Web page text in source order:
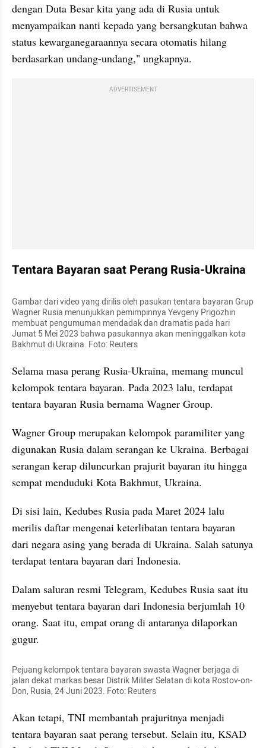
dengan Duta Besar kita yang ada di Rusia untuk
menyampaikan nanti kepada yang bersangkutan bahwa
status kewarganegaraannya secara otomatis hilang
berdasarkan undang-undang," ungkapnya.
ADVERTISEMENT
Tentara Bayaran saat Perang Rusia-Ukraina
Gambar dari video yang dirilis oleh pasukan tentara bayaran Grup
Wagner Rusia menunjukkan pemimpinnya Yevgeny Prigozhin
membuat pengumuman mendadak dan dramatis pada hari
Jumat 5 Mei 2023 bahwa pasukannya akan meninggalkan kota
Bakhmut di Ukraina. Foto: Reuters
Selama masa perang Rusia-Ukraina, memang muncul
kelompok tentara bayaran. Pada 2023 lalu, terdapat
tentara bayaran Rusia bernama Wagner Group.
Wagner Group merupakan kelompok paramiliter yang
digunakan Rusia dalam serangan ke Ukraina. Berbagai
serangan kerap diluncurkan prajurit bayaran itu hingga
sempat menduduki Kota Bakhmut, Ukraina.
Di sisi lain, Kedubes Rusia pada Maret 2024 lalu
merilis daftar mengenai keterlibatan tentara bayaran
dari negara asing yang berada di Ukraina. Salah satunya
terdapat tentara bayaran dari Indonesia.
Dalam saluran resmi Telegram, Kedubes Rusia saat itu
menyebut tentara bayaran dari Indonesia berjumlah 10
orang. Saat itu, empat orang di antaranya dilaporkan
gugur.
Pejuang kelompok tentara bayaran swasta Wagner berjaga di
jalan dekat markas besar Distrik Militer Selatan di kota Rostov-on-
Don, Rusia, 24 Juni 2023. Foto: Reuters
Akan tetapi, TNI membantah prajuritnya menjadi
tentara bayaran saat perang tersebut. Selain itu, KSAD